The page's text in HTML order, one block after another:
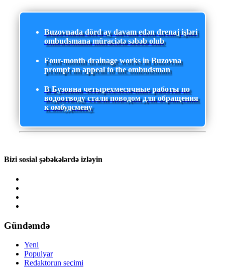
Buzovnada dörd ay davam edən drenaj işləri
ombudsmana müraciətə səbəb olub
Four-month drainage works in Buzovna
prompt an appeal to the ombudsman
В Бузовна четырехмесячные работы по
водоотводу стали поводом для обращения
к омбудсмену
Bizi sosial şəbəkələrdə izləyin
Gündəmdə
Yeni
Populyar
Redaktorun seçimi